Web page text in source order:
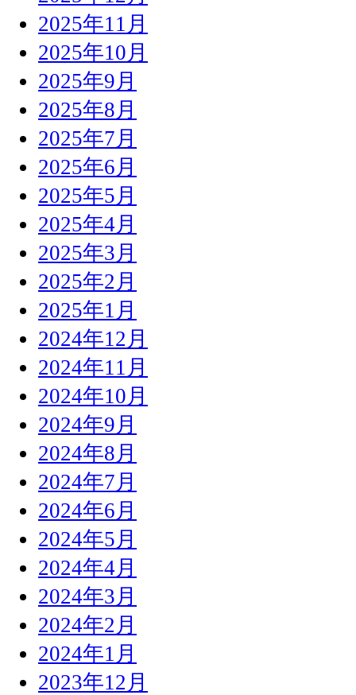
2025年11月
2025年10月
2025年9月
2025年8月
2025年7月
2025年6月
2025年5月
2025年4月
2025年3月
2025年2月
2025年1月
2024年12月
2024年11月
2024年10月
2024年9月
2024年8月
2024年7月
2024年6月
2024年5月
2024年4月
2024年3月
2024年2月
2024年1月
2023年12月